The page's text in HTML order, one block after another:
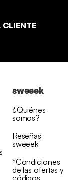
CLIENTE
sweeek
¿Quiénes
somos?
Reseñas
sweeek
*Condiciones
de las ofertas y
códigos